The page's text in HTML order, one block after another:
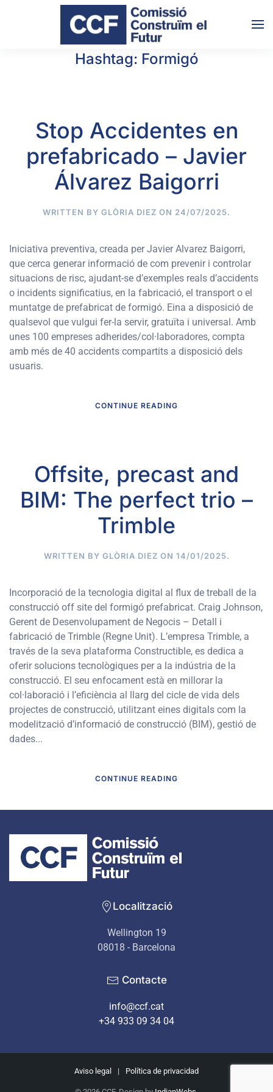
Skip to main content
Hashtag: Formigó
Stop Accidentes en
prefabricado – Javier
Álvarez Baigorri
WRITTEN BY GLÒRIA DIEZ ON 24/07/2025.
Iniciativa preventiva, creada per Javier Alvarez Baigorri,
que cerca generar informació de com prevenir i controlar
situacions de risc, ajudant-se d’exemples reals d’accidents
o incidents significatius, en la fabricació, el transport o el
muntatge de prefabricat de formigó. Eina a disposició de
qualsevol que vulgui fer-la servir, gratuïta i universal. Amb
unes 100 empreses adherides/col·laboradores, compta
amb més de 40 accidents compartits a disposició dels
usuaris.
CONTINUE READING
Offsite, precast and
BIM: The perfect trio –
Trimble
WRITTEN BY GLÒRIA DIEZ ON 14/01/2025.
Incorporació de la tecnologia digital al flux de treball de la
construcció off site del formigó prefabricat. Craig Johnson,
Gerent de Desenvolupament de Negocis – Detall i
fabricació de Trimble (Regne Unit). L’empresa Trimble, a
través de la seva plataforma Constructible, es dedica a
oferir solucions tecnològiques per a la indústria de la
construcció. El seu enfocament està en millorar la
col·laboració i l’eficiència al llarg del cicle de vida dels
projectes de construcció, utilitzant eines digitals com la
modelització d’informació de construcció (BIM), gestió de
dades...
CONTINUE READING
Localització
Wellington 19
08018 - Barcelona
Contacte
info@ccf.cat
+34 933 09 34 04
Aviso legal | Política de privacidad